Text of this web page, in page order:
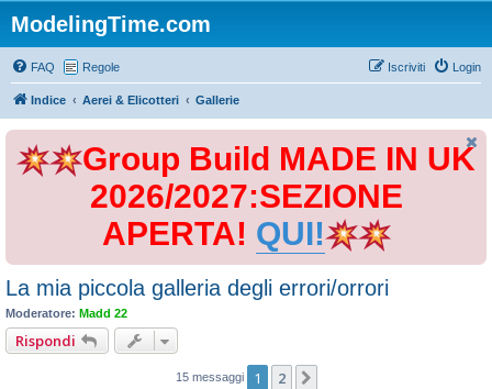
ModelingTime.com
FAQ Regole Login
Iscriviti
Indice Aerei & Elicotteri Gallerie
Group Build MADE IN UK
2026/2027:SEZIONE
APERTA! QUI!
La mia piccola galleria degli errori/orrori
Moderatore: Madd 22
Rispondi
15 messaggi 1 2